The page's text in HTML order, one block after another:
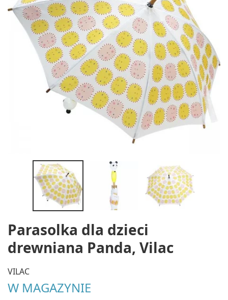
Parasolka dla dzieci
drewniana Panda, Vilac
VILAC
W MAGAZYNIE